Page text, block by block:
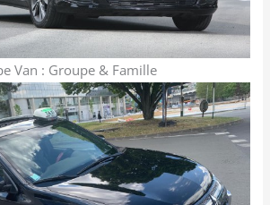
Van : Groupe & Famille